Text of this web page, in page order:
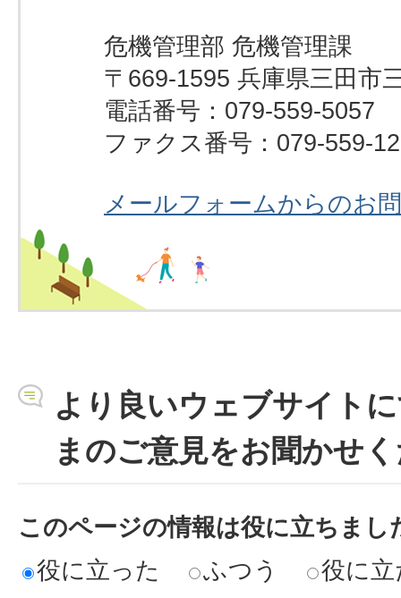
危機管理部 危機管理課
〒669-1595 兵庫県三田市
電話番号：079-559-5057
ファクス番号：079-559-
メールフォームからのお
より良いウェブサイト
まのご意見をお聞かせ
このページの情報は役に立ちまし
役に立った
ふつう 役に